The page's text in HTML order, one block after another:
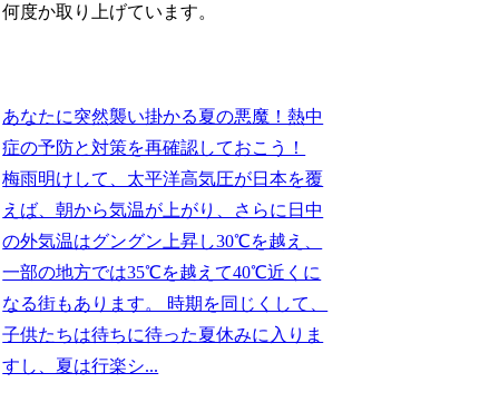
何度か取り上げています。
あなたに突然襲い掛かる夏の悪魔！熱中
症の予防と対策を再確認しておこう！
梅雨明けして、太平洋高気圧が日本を覆
えば、朝から気温が上がり、さらに日中
の外気温はグングン上昇し30℃を越え、
一部の地方では35℃を越えて40℃近くに
なる街もあります。 時期を同じくして、
子供たちは待ちに待った夏休みに入りま
すし、夏は行楽シ...